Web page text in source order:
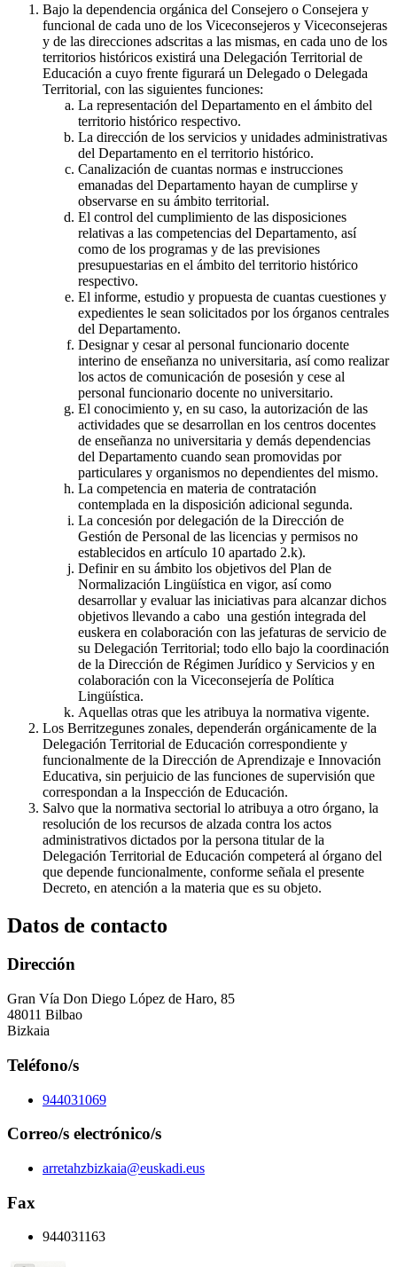
Bajo la dependencia orgánica del Consejero o Consejera y
funcional de cada uno de los Viceconsejeros y Viceconsejeras
y de las direcciones adscritas a las mismas, en cada uno de los
territorios históricos existirá una Delegación Territorial de
Educación a cuyo frente figurará un Delegado o Delegada
Territorial, con las siguientes funciones:
La representación del Departamento en el ámbito del
territorio histórico respectivo.
La dirección de los servicios y unidades administrativas
del Departamento en el territorio histórico.
Canalización de cuantas normas e instrucciones
emanadas del Departamento hayan de cumplirse y
observarse en su ámbito territorial.
El control del cumplimiento de las disposiciones
relativas a las competencias del Departamento, así
como de los programas y de las previsiones
presupuestarias en el ámbito del territorio histórico
respectivo.
El informe, estudio y propuesta de cuantas cuestiones y
expedientes le sean solicitados por los órganos centrales
del Departamento.
Designar y cesar al personal funcionario docente
interino de enseñanza no universitaria, así como realizar
los actos de comunicación de posesión y cese al
personal funcionario docente no universitario.
El conocimiento y, en su caso, la autorización de las
actividades que se desarrollan en los centros docentes
de enseñanza no universitaria y demás dependencias
del Departamento cuando sean promovidas por
particulares y organismos no dependientes del mismo.
La competencia en materia de contratación
contemplada en la disposición adicional segunda.
La concesión por delegación de la Dirección de
Gestión de Personal de las licencias y permisos no
establecidos en artículo 10 apartado 2.k).
Definir en su ámbito los objetivos del Plan de
Normalización Lingüística en vigor, así como
desarrollar y evaluar las iniciativas para alcanzar dichos
objetivos llevando a cabo una gestión integrada del
euskera en colaboración con las jefaturas de servicio de
su Delegación Territorial; todo ello bajo la coordinación
de la Dirección de Régimen Jurídico y Servicios y en
colaboración con la Viceconsejería de Política
Lingüística.
Aquellas otras que les atribuya la normativa vigente.
Los Berritzegunes zonales, dependerán orgánicamente de la
Delegación Territorial de Educación correspondiente y
funcionalmente de la Dirección de Aprendizaje e Innovación
Educativa, sin perjuicio de las funciones de supervisión que
correspondan a la Inspección de Educación.
Salvo que la normativa sectorial lo atribuya a otro órgano, la
resolución de los recursos de alzada contra los actos
administrativos dictados por la persona titular de la
Delegación Territorial de Educación competerá al órgano del
que depende funcionalmente, conforme señala el presente
Decreto, en atención a la materia que es su objeto.
Datos de contacto
Dirección
Gran Vía Don Diego López de Haro, 85
48011 Bilbao
Bizkaia
Teléfono/s
944031069
Correo/s electrónico/s
arretahzbizkaia@euskadi.eus
Fax
944031163